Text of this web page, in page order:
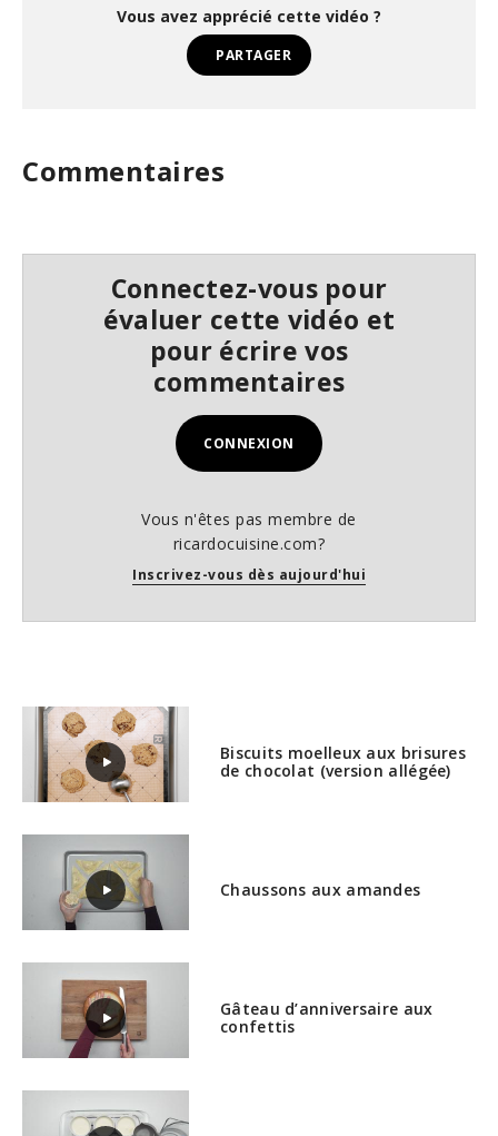
e
Vous avez apprécié cette vidéo ?
PARTAGER
Commentaires
Connectez-vous pour
évaluer cette vidéo et
pour écrire vos
commentaires
CONNEXION
Vous n'êtes pas membre de
ricardocuisine.com?
Inscrivez-vous dès aujourd'hui
Biscuits moelleux aux brisures
de chocolat (version allégée)
Chaussons aux amandes
Gâteau d’anniversaire aux
confettis